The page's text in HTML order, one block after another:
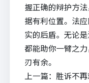
握正确的辩护方
据有利位置。法
实的后盾。无论
都能助你一臂之
刃有余。
上一篇： 胜诉不